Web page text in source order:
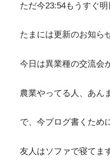
ただ今23:54もうすぐ明
たまには更新のお知ら
今日は異業種の交流会
農業やってる人、あん
で、今ブログ書くため
友人はソファで寝てま